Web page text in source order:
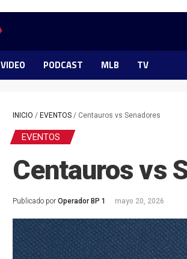
VIDEO PODCAST MLB TV
INICIO / EVENTOS / Centauros vs Senadores
EVENTOS
Centauros vs
Publicado porOperador BP 1 mayo 20, 2026